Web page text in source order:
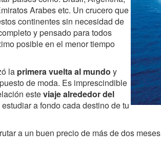
Arabes etc. Un crucero que
continentes sin necesidad de
y pensado para todos
posible en el menor tiempo
la primera vuelta al mundo y
de moda. Es imprescindible
esteviaje alrededor del
a fondo cada destino de tu
a un buen precio de más de dos